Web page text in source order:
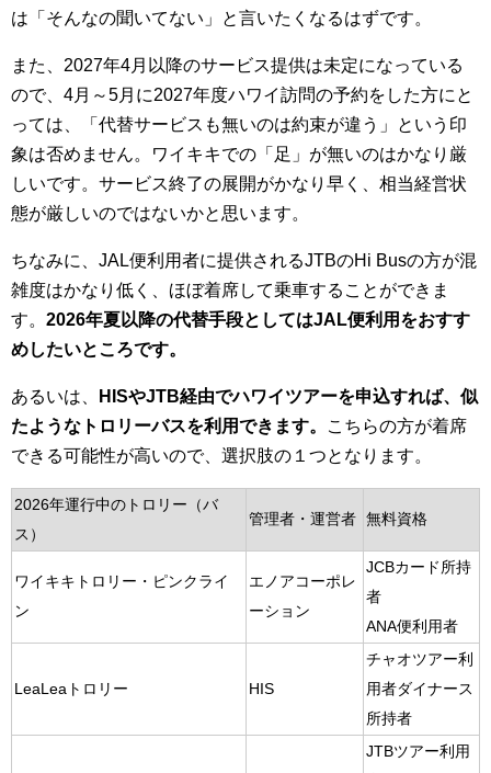
は「そんなの聞いてない」と言いたくなるはずです。
また、2027年4月以降のサービス提供は未定になっている
ので、4月～5月に2027年度ハワイ訪問の予約をした方にと
っては、「代替サービスも無いのは約束が違う」という印
象は否めません。ワイキキでの「足」が無いのはかなり厳
しいです。サービス終了の展開がかなり早く、相当経営状
態が厳しいのではないかと思います。
ちなみに、JAL便利用者に提供されるJTBのHi Busの方が混
雑度はかなり低く、ほぼ着席して乗車することができま
す。 2026年夏以降の代替手段としてはJAL便利用をおすす
めしたいところです。
あるいは、
HISやJTB経由でハワイツアーを申込すれば、似
たようなトロリーバスを利用できます。
こちらの方が着席
できる可能性が高いので、選択肢の１つとなります。
2026年運行中のトロリー（バ
ス）
管理者・運営者 無料資格
ワイキキトロリー・ピンクライ
ン
エノアコーポレ
ーション
JCBカード所持
者
ANA便利用者
LeaLeaトロリー HIS
チャオツアー利
用者ダイナース
所持者
JTBツアー利用